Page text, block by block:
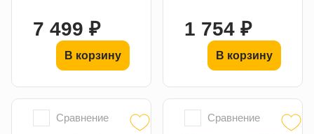
7 499 ₽
В корзину
1 754 ₽
В корзину
Сравнение Сравнение